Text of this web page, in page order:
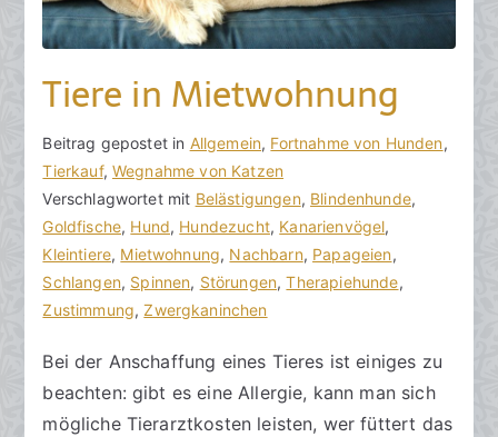
3
Tiere in Mietwohnung
V
o
n
h
o
r
a
R
e
c
B
e
i
t
r
a
g
e
r
ö
Beitrag gepostet in Allgemein, Fortnahme von Hunden,
Tierkauf,Wegnahme von Katzen
Verschlagwortet mit Belästigungen, Blindenhunde,
Goldfische, Hund, Hundezucht, Kanarienvögel,
Kleintiere, Mietwohnung, Nachbarn, Papageien,
Schlangen, Spinnen, Störungen,Therapiehunde,
Zustimmung,Zwergkaninchen
K
e
i
n
e
K
o
m
e
n
Bei der Anschaffung eines Tieres ist einiges zu
beachten: gibt es eine Allergie, kann man sich
mögliche Tierarztkosten leisten, wer füttert das